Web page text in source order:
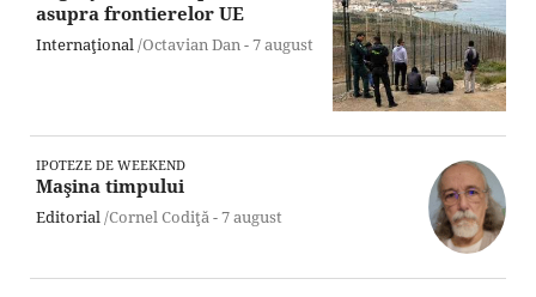
asupra frontierelor UE
Internaţional/Octavian Dan -7 august
IPOTEZE DE WEEKEND
Maşina timpului
Editorial /Cornel Codiţă -7 august